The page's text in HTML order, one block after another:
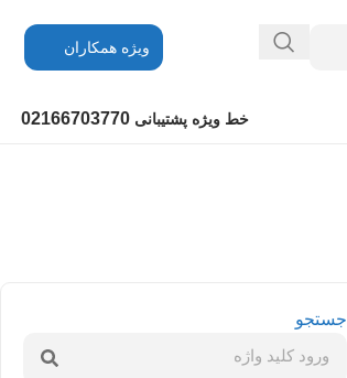
ویژه همکاران
خط ویژه پشتیبانی 02166703770
جستجو